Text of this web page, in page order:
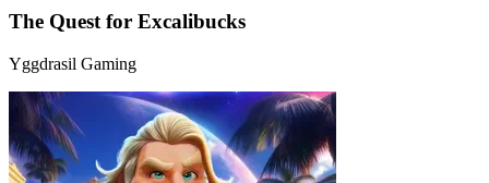
The Quest for Excalibucks
Yggdrasil Gaming